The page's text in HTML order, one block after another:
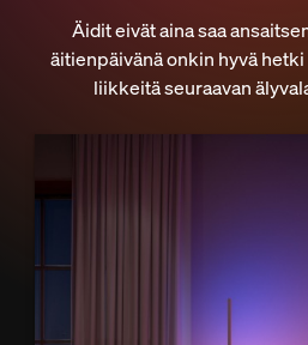
Äidit eivät aina saa
äitienpäivänä onkin hyvä
liikkeitä seuraavan